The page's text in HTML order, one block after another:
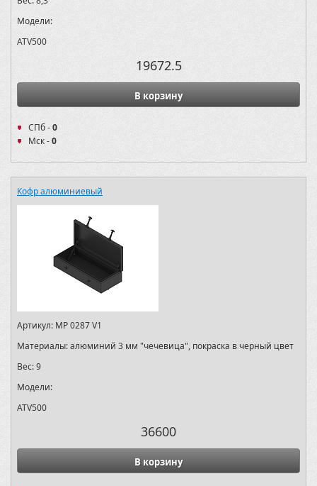
Модели:
ATV500
19672.5
В корзину
СПб -0
Мск -0
Кофр алюминиевый
Артикул: MP 0287 V1
Материалы:алюминий 3 мм "чечевица", покраска в черный цвет
Вес:9
Модели:
ATV500
36600
В корзину